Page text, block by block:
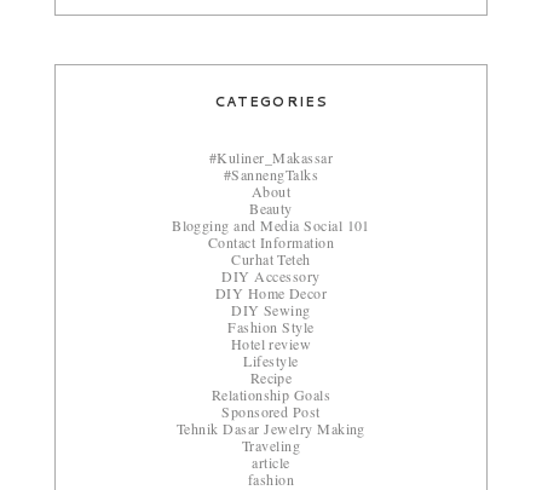
CATEGORIES
#Kuliner_Makassar
#SannengTalks
About
Beauty
Blogging and Media Social 101
Contact Information
Curhat Teteh
DIY Accessory
DIY Home Decor
DIY Sewing
Fashion Style
Hotel review
Lifestyle
Recipe
Relationship Goals
Sponsored Post
Tehnik Dasar Jewelry Making
Traveling
article
fashion